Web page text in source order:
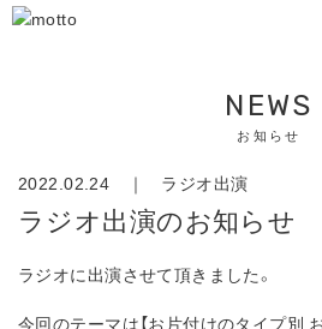
NEWS
お知らせ
2022.02.24 ｜ ラジオ出演
ラジオ出演のお知らせ
ラジオに出演させて頂きました。
今回のテーマは【お片付けのタイプ別